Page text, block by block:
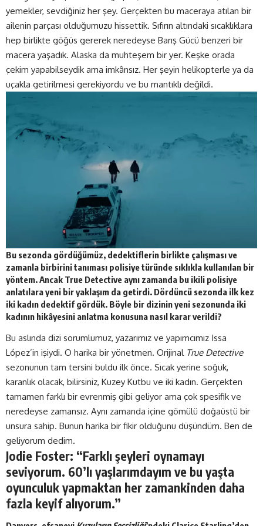
yemekler, sevdiğiniz her şey. Gerçekten bu maceraya atılan bir
ailenin parçası olduğumuzu hissettik. Sıfırın altındaki sıcaklıklara
hep birlikte göğüs gererek neredeyse Barış Gücü benzeri bir
macera yaşadık. Alaska da muhteşem bir yer. Keşke orada
çekim yapabilseydik ama imkânsız. Her şeyin helikopterle ya da
uçakla getirilmesi gerekiyordu ve bu mantıklı değildi.
Bu sezonda gördüğümüz, dedektiflerin birlikte çalışması ve
zamanla birbirini tanıması polisiye türünde sıklıkla kullanılan bir
yöntem. Ancak True Detective aynı zamanda bu ikili polisiye
anlatılara yeni bir yaklaşım da getirdi. Dördüncü sezonda ilk kez
iki kadın dedektif gördük. Böyle bir dizinin yeni sezonunda iki
kadının hikâyesini anlatma konusuna nasıl karar verildi?
Bu aslında dizi sorumlumuz, yazarımız ve yapımcımız Issa
López’in işiydi. O harika bir yönetmen. Orijinal True Detective
sezonunun tam tersini buldu ilk önce. Sıcak yerine soğuk,
karanlık olacak, bilirsiniz, Kuzey Kutbu ve iki kadın. Gerçekten
tamamen farklı bir evrenmiş gibi geliyor ama çok spesifik ve
neredeyse zamansız. Aynı zamanda içine gömülü doğaüstü bir
unsura sahip. Bunun harika bir fikir olduğunu düşündüm. Ben de
geliyorum dedim.
Jodie Foster: “Farklı şeyleri oynamayı
seviyorum. 60’lı yaşlarımdayım ve bu yaşta
oyunculuk yapmaktan her zamankinden daha
fazla keyif alıyorum.”